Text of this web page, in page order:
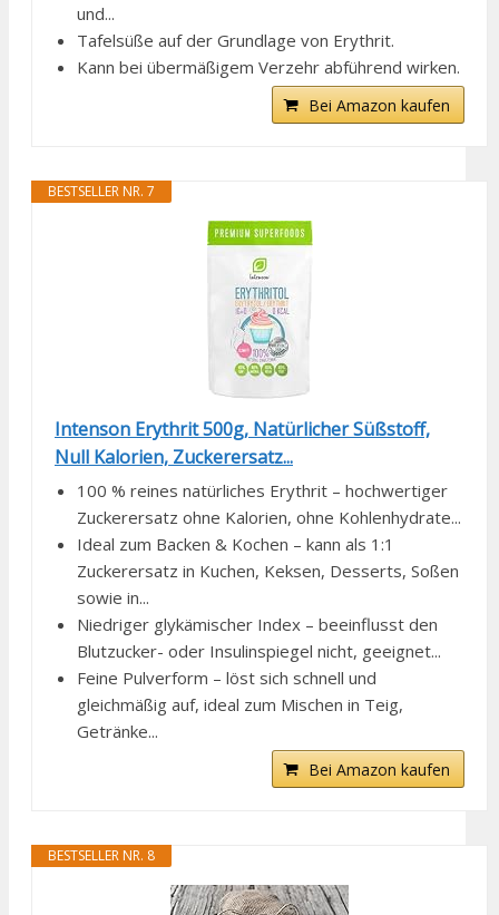
und...
Tafelsüße auf der Grundlage von Erythrit.
Kann bei übermäßigem Verzehr abführend wirken.
Bei Amazon kaufen
BESTSELLER NR. 7
Intenson Erythrit 500g, Natürlicher Süßstoff,
Null Kalorien, Zuckerersatz...
100 % reines natürliches Erythrit – hochwertiger
Zuckerersatz ohne Kalorien, ohne Kohlenhydrate...
Ideal zum Backen & Kochen – kann als 1:1
Zuckerersatz in Kuchen, Keksen, Desserts, Soßen
sowie in...
Niedriger glykämischer Index – beeinflusst den
Blutzucker- oder Insulinspiegel nicht, geeignet...
Feine Pulverform – löst sich schnell und
gleichmäßig auf, ideal zum Mischen in Teig,
Getränke...
Bei Amazon kaufen
BESTSELLER NR. 8